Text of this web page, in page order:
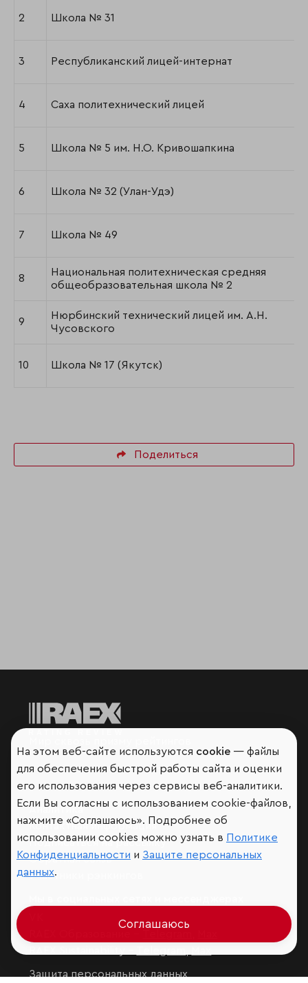
2 Школа № 31
3 Республиканский лицей-интернат
4 Саха политехнический лицей
5 Школа № 5 им. Н.О. Кривошапкина
6 Школа № 32 (Улан-Удэ)
7 Школа № 49
8
Национальная политехническая средняя
общеобразовательная школа № 2
9
Нюрбинский технический лицей им. А.Н.
Чусовского
10 Школа № 17 (Якутск)
Поделиться
Аналитика
Контактная информация
Подписаться на рассылку
Обратная связь
Участники рэнкингов
Защита персональных данных
На этом веб-сайте используются cookie — файлы
для обеспечения быстрой работы сайта и оценки
его использования через сервисы веб-аналитики.
Если Вы согласны с использованием cookie-файлов,
нажмите «Соглашаюсь». Подробнее об
использовании cookies можно узнать в Политике
Конфиденциальности и Защите персональных
данных.
Соглашаюсь